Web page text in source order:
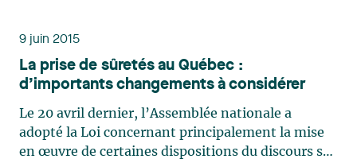
9 juin 2015
La prise de sûretés au Québec :
d’importants changements à considérer
Le 20 avril dernier, l’Assemblée nationale a
adopté la Loi concernant principalement la mise
en œuvre de certaines dispositions du discours sur